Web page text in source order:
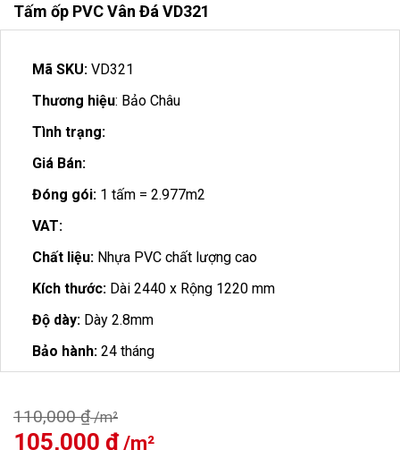
Tấm ốp PVC Vân Đá VD321
Mã SKU: VD321
Thương hiệu: Bảo Châu
Tình trạng:
Giá Bán:
Đóng gói: 1 tấm = 2.977m2
VAT:
Chất liệu: Nhựa PVC chất lượng cao
Kích thước: Dài 2440 x Rộng 1220 mm
Độ dày: Dày 2.8mm
Bảo hành: 24 tháng
110,000₫
Giá
105,000 ₫